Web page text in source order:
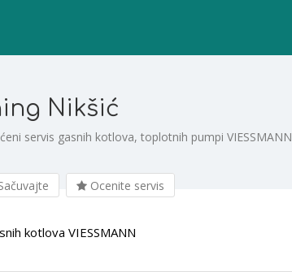
Nikšić
servis gasnih kotlova, toplotnih pumpi VIESSMANN
Ocenite servis
kotlova VIESSMANN